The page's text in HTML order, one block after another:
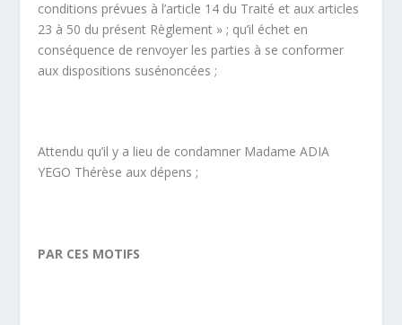
conditions prévues à l’article 14 du Traité et aux articles
23 à 50 du présent Règlement » ; qu’il échet en
conséquence de renvoyer les parties à se conformer
aux dispositions susénoncées ;
Attendu qu’il y a lieu de condamner Madame ADIA
YEGO Thérèse aux dépens ;
PAR CES MOTIFS